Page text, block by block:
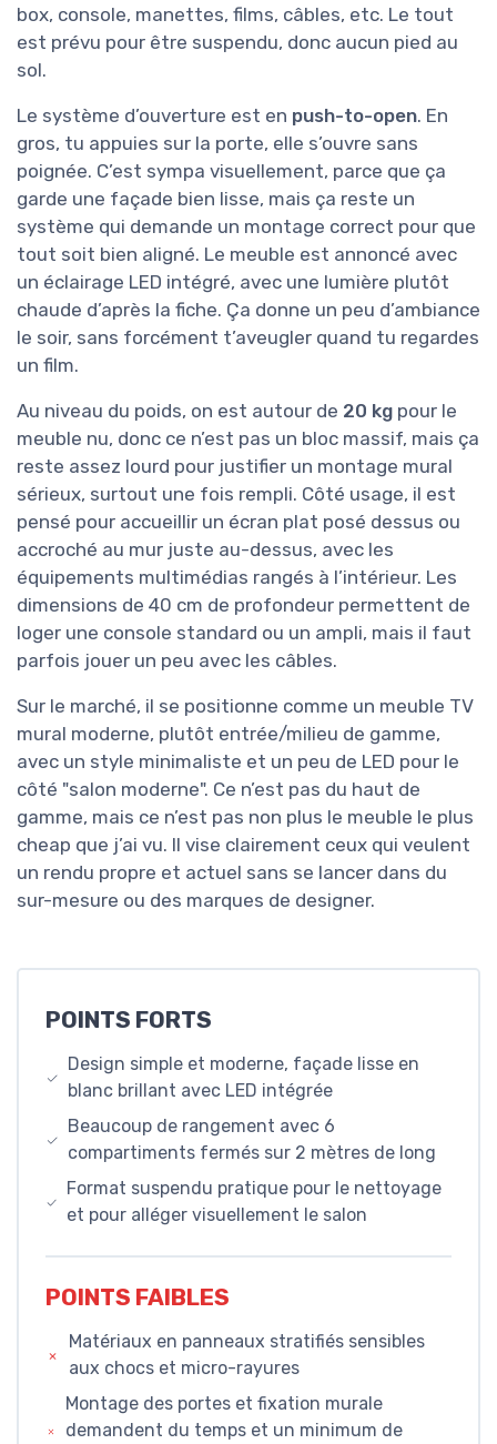
box, console, manettes, films, câbles, etc. Le tout
est prévu pour être suspendu, donc aucun pied au
sol.
Le système d’ouverture est en push-to-open. En
gros, tu appuies sur la porte, elle s’ouvre sans
poignée. C’est sympa visuellement, parce que ça
garde une façade bien lisse, mais ça reste un
système qui demande un montage correct pour que
tout soit bien aligné. Le meuble est annoncé avec
un éclairage LED intégré, avec une lumière plutôt
chaude d’après la fiche. Ça donne un peu d’ambiance
le soir, sans forcément t’aveugler quand tu regardes
un film.
Au niveau du poids, on est autour de 20 kg pour le
meuble nu, donc ce n’est pas un bloc massif, mais ça
reste assez lourd pour justifier un montage mural
sérieux, surtout une fois rempli. Côté usage, il est
pensé pour accueillir un écran plat posé dessus ou
accroché au mur juste au-dessus, avec les
équipements multimédias rangés à l’intérieur. Les
dimensions de 40 cm de profondeur permettent de
loger une console standard ou un ampli, mais il faut
parfois jouer un peu avec les câbles.
Sur le marché, il se positionne comme un meuble TV
mural moderne, plutôt entrée/milieu de gamme,
avec un style minimaliste et un peu de LED pour le
côté "salon moderne". Ce n’est pas du haut de
gamme, mais ce n’est pas non plus le meuble le plus
cheap que j’ai vu. Il vise clairement ceux qui veulent
un rendu propre et actuel sans se lancer dans du
sur-mesure ou des marques de designer.
POINTS FORTS
Design simple et moderne, façade lisse en
blanc brillant avec LED intégrée
Beaucoup de rangement avec 6
compartiments fermés sur 2 mètres de long
Format suspendu pratique pour le nettoyage
et pour alléger visuellement le salon
POINTS FAIBLES
Matériaux en panneaux stratifiés sensibles
aux chocs et micro-rayures
Montage des portes et fixation murale
demandent du temps et un minimum de